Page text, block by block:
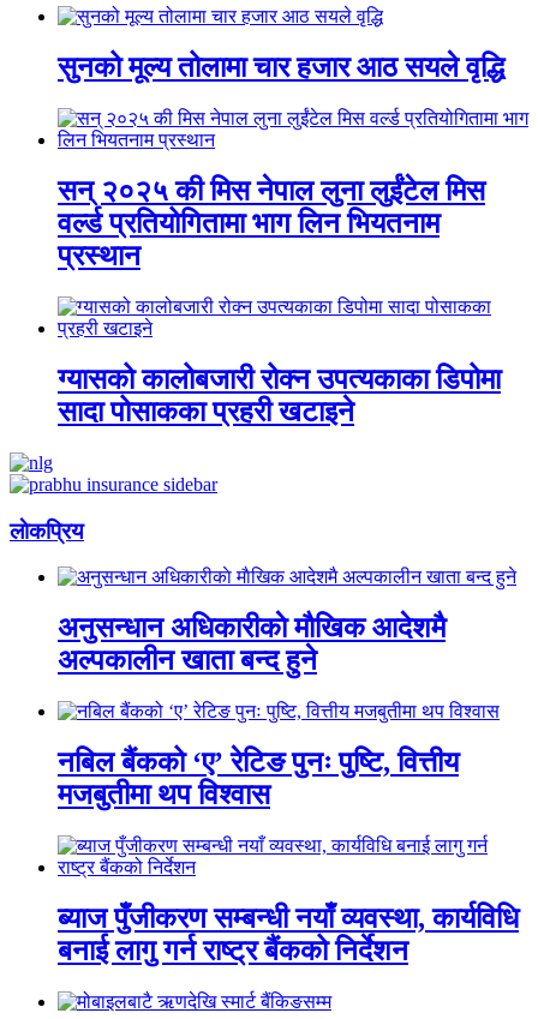
सुनको मूल्य तोलामा चार हजार आठ सयले वृद्धि
सन् २०२५ की मिस नेपाल लुना लुईंटेल मिस
वर्ल्ड प्रतियोगितामा भाग लिन भियतनाम
प्रस्थान
ग्यासको कालोबजारी रोक्न उपत्यकाका डिपोमा
सादा पोसाकका प्रहरी खटाइने
लाेकप्रिय
अनुसन्धान अधिकारीकाे माैखिक आदेशमै
अल्पकालीन खाता बन्द हुने
नबिल बैंकको ‘ए’ रेटिङ पुनः पुष्टि, वित्तीय
मजबुतीमा थप विश्वास
ब्याज पुँजीकरण सम्बन्धी नयाँ व्यवस्था, कार्यविधि
बनाई लागु गर्न राष्ट्र बैंकको निर्देशन